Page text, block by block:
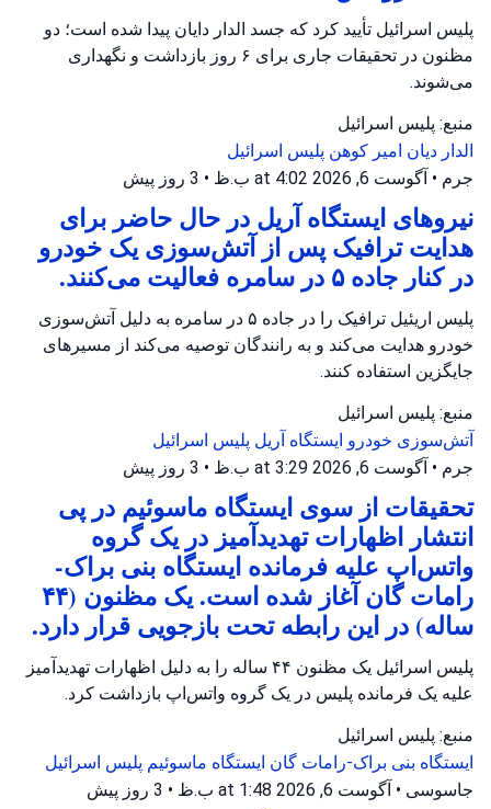
پلیس اسرائیل تأیید کرد که جسد الدار دایان پیدا شده است؛ دو
مظنون در تحقیقات جاری برای ۶ روز بازداشت و نگهداری
می‌شوند.
منبع: پلیس اسرائیل
الدار دیان امیر کوهن پلیس اسرائیل
جرم • آگوست 6, 2026 at 4:02 ب.ظ • 3 روز پیش
نیروهای ایستگاه آریل در حال حاضر برای
هدایت ترافیک پس از آتش‌سوزی یک خودرو
در کنار جاده ۵ در سامره فعالیت می‌کنند.
پلیس اریئیل ترافیک را در جاده ۵ در سامره به دلیل آتش‌سوزی
خودرو هدایت می‌کند و به رانندگان توصیه می‌کند از مسیرهای
جایگزین استفاده کنند.
منبع: پلیس اسرائیل
آتش‌سوزی خودرو ایستگاه آریل پلیس اسرائیل
جرم • آگوست 6, 2026 at 3:29 ب.ظ • 3 روز پیش
تحقیقات از سوی ایستگاه ماسوئیم در پی
انتشار اظهارات تهدیدآمیز در یک گروه
واتس‌اپ علیه فرمانده ایستگاه بنی براک-
رامات گان آغاز شده است. یک مظنون (۴۴
ساله) در این رابطه تحت بازجویی قرار دارد.
پلیس اسرائیل یک مظنون ۴۴ ساله را به دلیل اظهارات تهدیدآمیز
علیه یک فرمانده پلیس در یک گروه واتس‌اپ بازداشت کرد.
منبع: پلیس اسرائیل
ایستگاه بنی براک-رامات گان ایستگاه ماسوئیم پلیس اسرائیل
جاسوسی • آگوست 6, 2026 at 1:48 ب.ظ • 3 روز پیش